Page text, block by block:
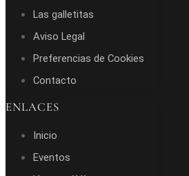
Las galletitas
Aviso Legal
Preferencias de Cookies
Contacto
ENLACES
Inicio
Eventos